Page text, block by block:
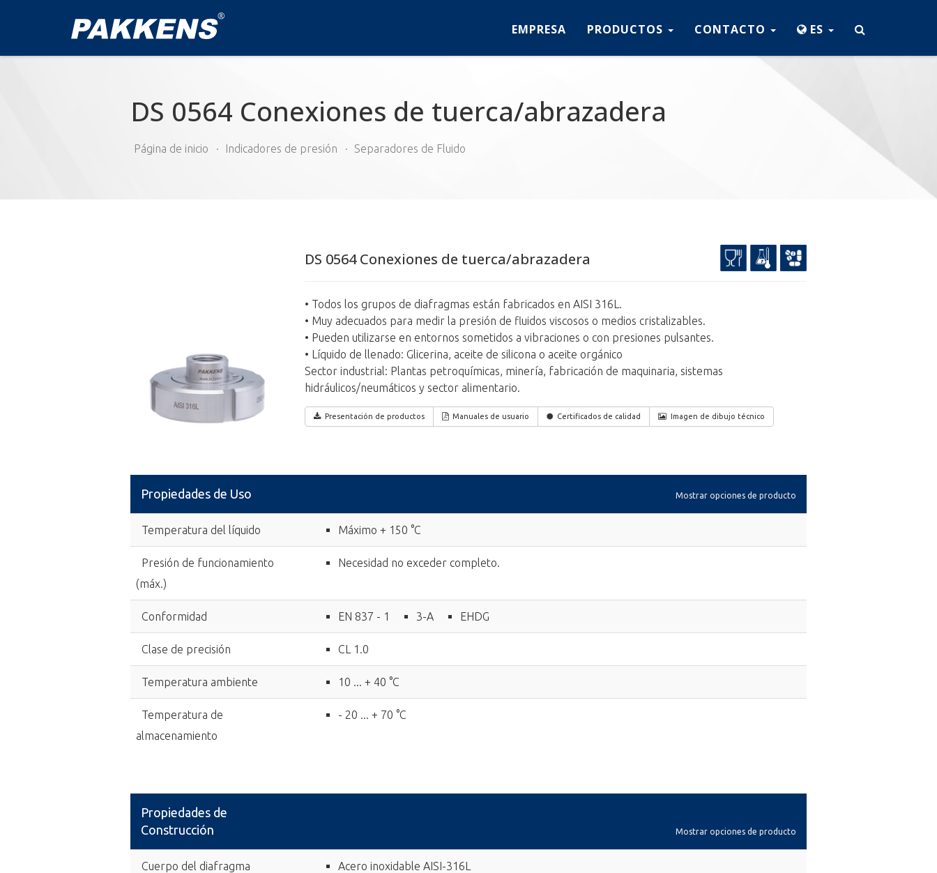
EMPRESA PRODUCTOS CONTACTO ES
DS 0564 Conexiones de tuerca/abrazadera
Página de inicio Indicadores de presión Separadores de Fluido
DS 0564 Conexiones de tuerca/abrazadera
• Todos los grupos de diafragmas están fabricados en AISI 316L.
• Muy adecuados para medir la presión de fluidos viscosos o medios cristalizables.
• Pueden utilizarse en entornos sometidos a vibraciones o con presiones pulsantes.
• Líquido de llenado: Glicerina, aceite de silicona o aceite orgánico
Sector industrial: Plantas petroquímicas, minería, fabricación de maquinaria, sistemas
hidráulicos/neumáticos y sector alimentario.
Presentación de productos Manuales de usuario Certificados de calidad Imagen de dibujo técnico
Propiedades de Uso Mostrar opciones de producto
Temperatura del líquido Máximo + 150 °C
Presión de funcionamiento
(máx.)
Necesidad no exceder completo.
Conformidad EN 837 - 1 3-A EHDG
Clase de precisión CL 1.0
Temperatura ambiente 10 ... + 40 °C
Temperatura de
almacenamiento
- 20 ... + 70 °C
Propiedades de
Construcción
Mostrar opciones de producto
Cuerpo del diafragma Acero inoxidable AISI-316L